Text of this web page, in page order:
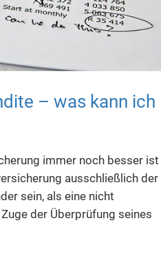
– was kann ich
immer noch besser ist
ausschließlich der
sein, als eine nicht
der Überprüfung seines